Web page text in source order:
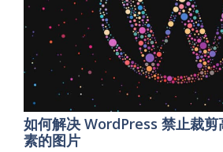
如何解决 WordPress 禁止裁剪
素的图片